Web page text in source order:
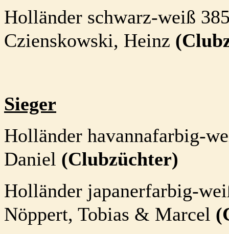
Holländer schwarz-weiß 3
Czienskowski, Heinz
Sieger
Holländer havannafarbig-
Daniel (Clubzüchter)
Holländer japanerfarbig-
Nöppert, Tobias & Marcel